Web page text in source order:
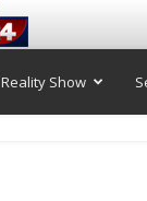
Reality Show